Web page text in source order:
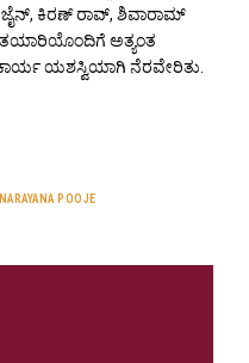
ಕಿರಣ್ ರಾವ್, ಶಿವಾರಾಮ್
ಅತ್ಯಂತ
ಕಾರ್ಯ ಯಶಸ್ವಿಯಾಗಿ ನೆರವೇರಿತು.
POOJE